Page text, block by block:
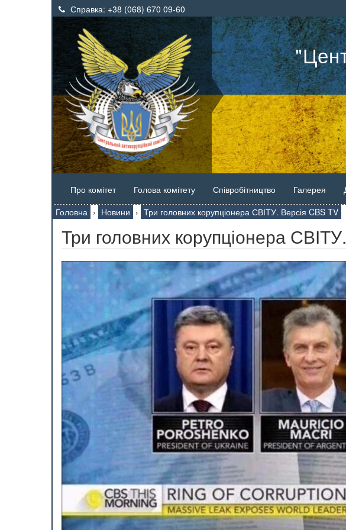
Справка: +38 (068) 670 09-60
Про комітет Голова комітету Співробітництво Галерея
Головна › Новини › Три головних корупціонера СВІТУ. Версія CBS TV
Три головних корупціонера